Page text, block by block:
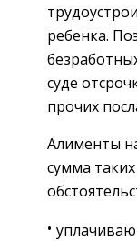
ребенка.
суде
прочих
Алименты
сумма